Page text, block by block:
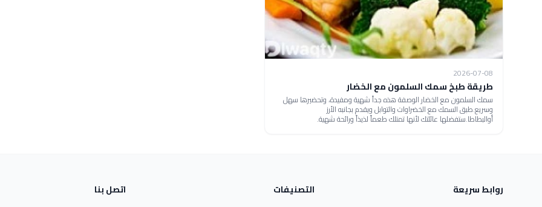
2026-07-08
طريقة طبخ سمك السلمون مع الخضار
سمك السلمون مع الخضار الوصفة هذه جداً شهية ومفيدة، وتحضيرها سهل
وسريع.طبق السمك مع الخضراوات والتوابل ويقدم بجانبه الأرز
أوالبطاطا.ستفضلها عائلتك لأنها تمتلك طعماً لذيذاً ورائحة شهية.
روابط سريعة
التصنيفات
اتصل بنا